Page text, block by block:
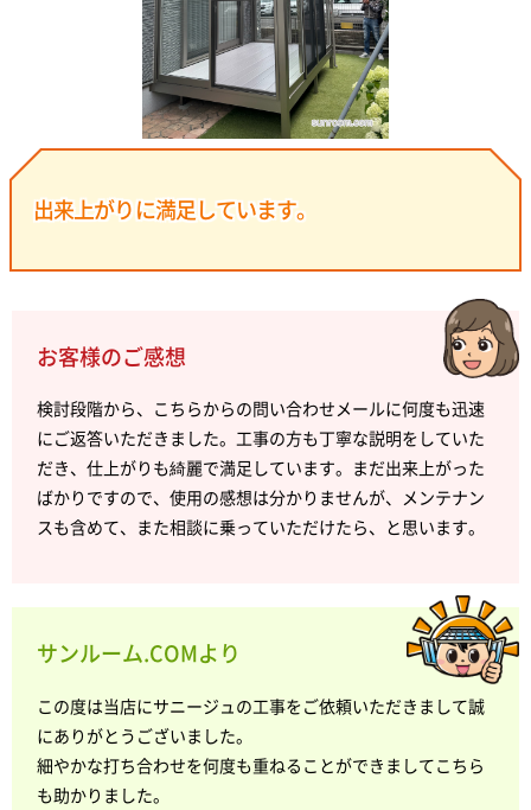
出来上がりに満足しています。
お客様のご感想
検討段階から、こちらからの問い合わせメールに何度も迅速
にご返答いただきました。工事の方も丁寧な説明をしていた
だき、仕上がりも綺麗で満足しています。まだ出来上がった
ばかりですので、使用の感想は分かりませんが、メンテナン
スも含めて、また相談に乗っていただけたら、と思います。
サンルーム.COMより
この度は当店にサニージュの工事をご依頼いただきまして誠
にありがとうございました。
細やかな打ち合わせを何度も重ねることができましてこちら
も助かりました。